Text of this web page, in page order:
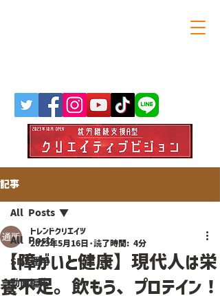
記事
All Posts
SNS運用
動画編集
All Posts
【障がいと健康】現代人は栄
養不足。飲もう、プロテイン！
トレンドクリエイツ
2023年5月16日
読了時間: 4分